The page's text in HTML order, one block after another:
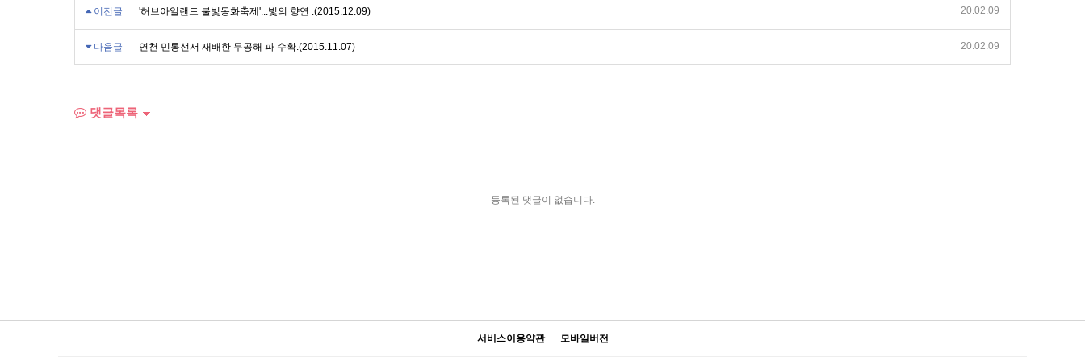
이전글 '허브아일랜드 불빛동화축제'...빛의 향연 .(2015.12.09) 20.02.09
다음글 연천 민통선서 재배한 무공해 파 수확.(2015.11.07) 20.02.09
댓글목록
등록된 댓글이 없습니다.
서비스이용약관 모바일버전